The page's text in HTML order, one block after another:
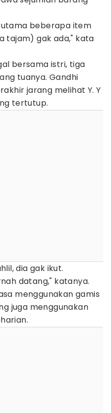
beberapa item
tajam) gak ada," kata
bersama istri, tiga
tuanya. Gandhi
jarang melihat Y. Y
tertutup.
dia gak ikut.
datang," katanya.
menggunakan gamis
juga menggunakan